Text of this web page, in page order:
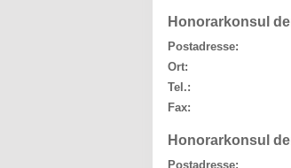
Honorarkonsul
Postadresse:
Ort:
Tel.:
Fax:
Honorarkonsul
Postadresse: